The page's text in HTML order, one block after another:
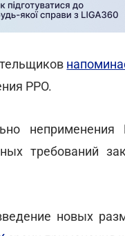
РРО.
требований
новых